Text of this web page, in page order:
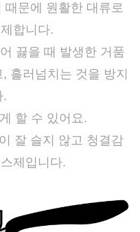
때문에 원활한 대류로
합니다.
끓을 때 발생한 거품
흘러넘치는 것을 방지
.
할 수 있어요.
잘 슬지 않고 청결감
제입니다.